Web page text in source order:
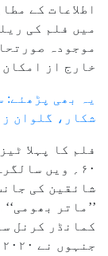
اطلاعات کے
میں فلم کی
موجودہ
خارج از امکان
یہ بھی پڑھئے:
شکار، گلوان
۶۰؍ ویں
شائقین کی
کمانڈر کرنل